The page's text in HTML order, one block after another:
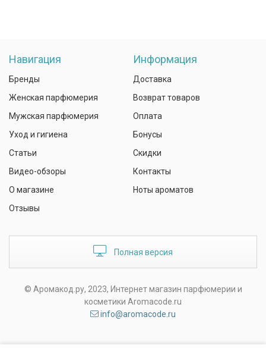
Навигация
Бренды
Женская парфюмерия
Мужская парфюмерия
Уход и гигиена
Статьи
Видео-обзоры
О магазине
Отзывы
Информация
Доставка
Возврат товаров
Оплата
Бонусы
Скидки
Контакты
Ноты ароматов
Полная версия
© Аромакод.ру, 2023, Интернет магазин парфюмерии и
косметики Aromacode.ru
info@aromacode.ru